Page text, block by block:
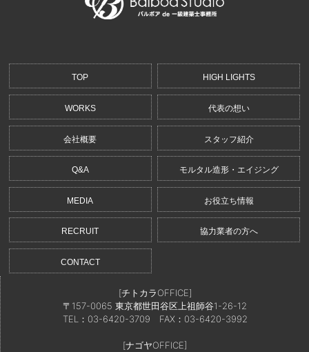
TOP HIGH LIGHTS
WORKS 代表の想い
会社概要 スタッフ紹介
Q&A モルタル造形・エイジング
MEDIA お役立ち情報
RECRUIT 協力業者の方へ
CONTACT
[チトカラOFFICE]
〒157-0065 東京都世田谷区上祖師谷1-26-12
TEL：03-6420-3709 FAX：03-6420-3992
[ナゴヤOFFICE]